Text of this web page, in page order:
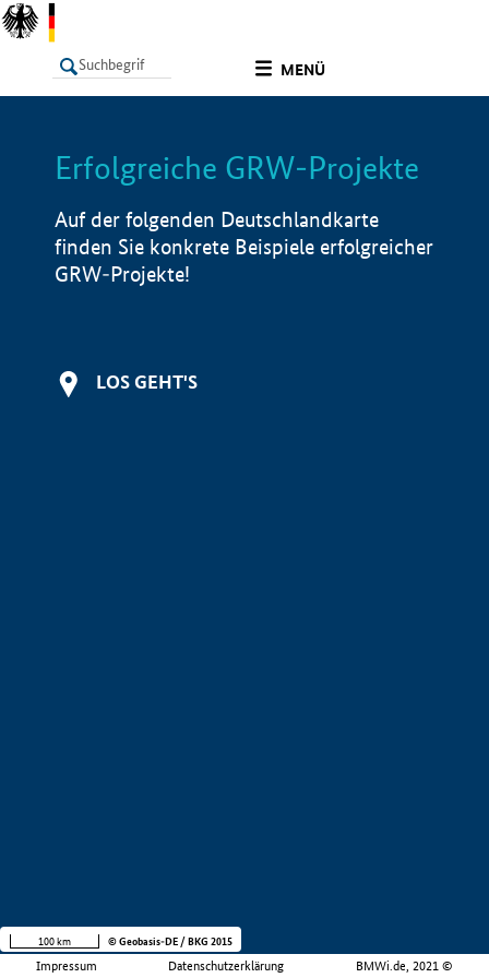
MENÜ
LISTE Info
Erfolgreiche GRW-Projekte
Auf der folgenden Deutschlandkarte
finden Sie konkrete Beispiele erfolgreicher
GRW-Projekte!
LOS GEHT'S
Impressum Datenschutzerklärung BMWi.de, 2021 ©
100 km © Geobasis-DE / BKG 2015